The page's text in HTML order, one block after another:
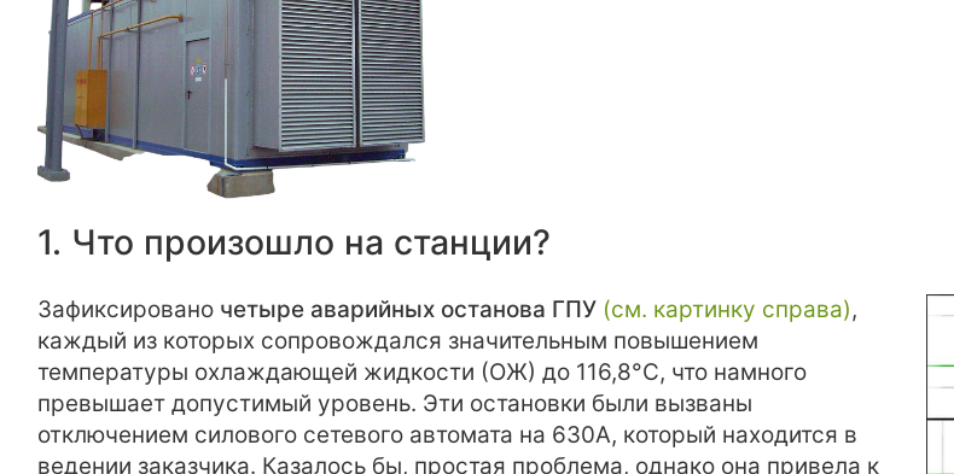
1. Что произошло на станции?
Зафиксировано четыре аварийных останова ГПУ (см. картинку справа),
каждый из которых сопровождался значительным повышением
температуры охлаждающей жидкости (ОЖ) до 116,8°C, что намного
превышает допустимый уровень. Эти остановки были вызваны
отключением силового сетевого автомата на 630А, который находится в
ведении заказчика. Казалось бы, простая проблема, однако она привела к